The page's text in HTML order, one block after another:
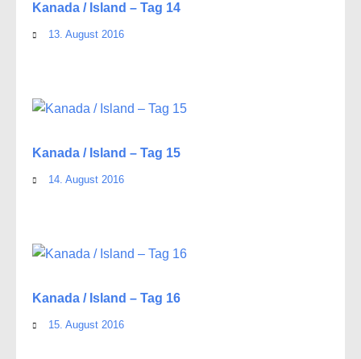
Kanada / Island – Tag 14
13. August 2016
Kanada / Island – Tag 15
14. August 2016
Kanada / Island – Tag 16
15. August 2016